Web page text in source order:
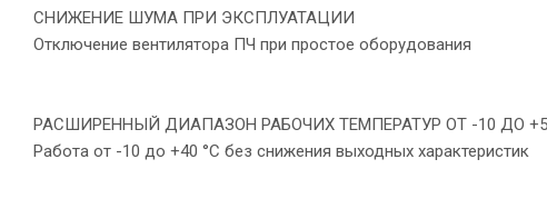
СНИЖЕНИЕ ШУМА ПРИ ЭКСПЛУАТАЦИИ
Отключение вентилятора ПЧ при простое оборудования
РАСШИРЕННЫЙ ДИАПАЗОН РАБОЧИХ ТЕМПЕРАТУР ОТ -10 ДО
Работа от -10 до +40 °С без снижения выходных характеристик